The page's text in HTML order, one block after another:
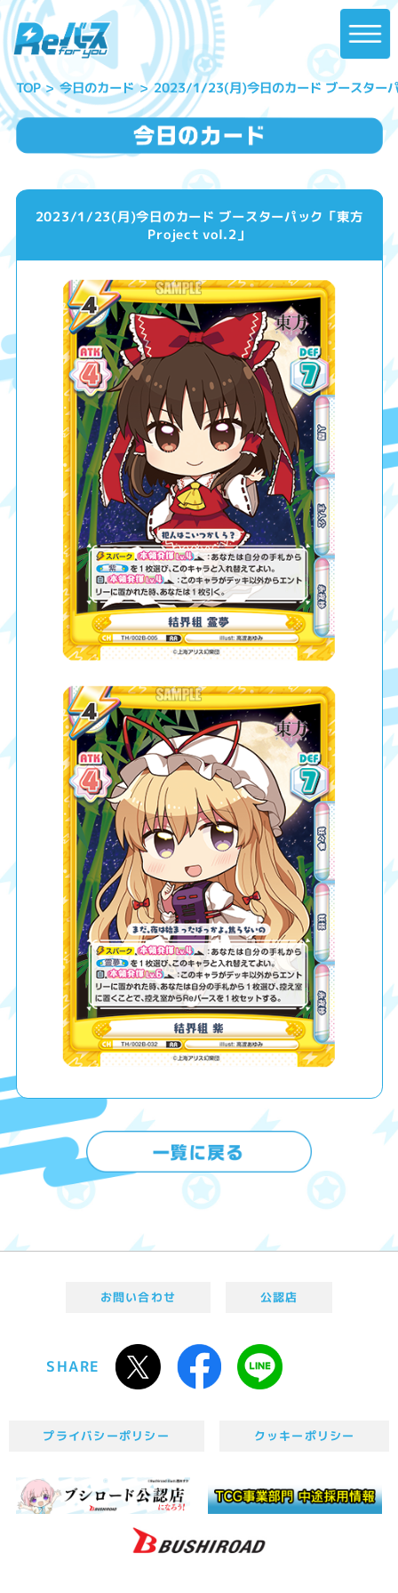
TOP 今日のカード 2023/1/23(月)今日のカード ブースター
2023/1/23(月)今日のカード ブースターパック「東方
Project vol.2」
お問い合わせ 公認店
SHARE
プライバシーポリシー クッキーポリシー